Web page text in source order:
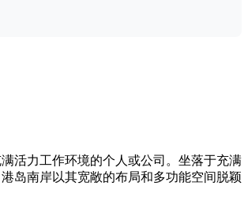
活力工作环境的个人或公司。坐落于充满
岛南岸以其宽敞的布局和多功能空间脱颖